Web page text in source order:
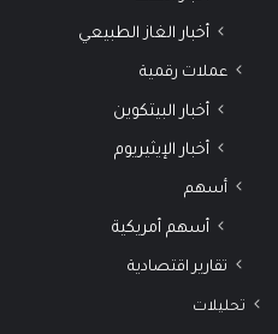
أخبار الغاز الطبيعي
عملات رقمية
أخبار البيتكوين
أخبار الإيثيريوم
أسهم
أسهم أمريكية
تقارير اقتصادية
تحليلات